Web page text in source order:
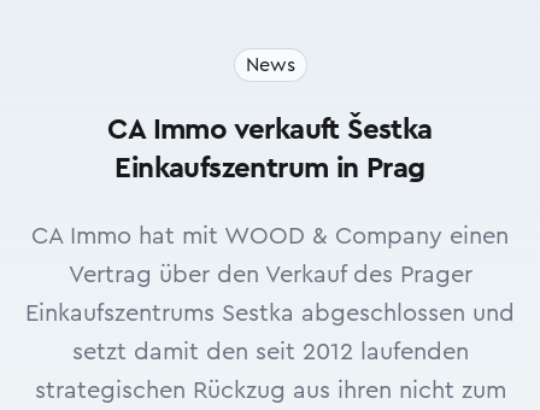
News
CA Immo verkauft Šestka
Einkaufszentrum in Prag
CA Immo hat mit WOOD & Company einen
Vertrag über den Verkauf des Prager
Einkaufszentrums Sestka abgeschlossen und
setzt damit den seit 2012 laufenden
strategischen Rückzug aus ihren nicht zum